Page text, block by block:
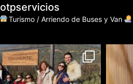
otpservicios
Turismo / Arriendo de Buses y Van